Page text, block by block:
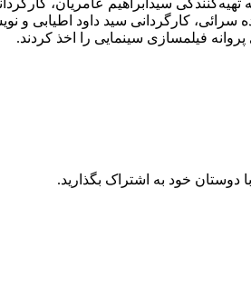
سیدابراهیم عامریان،
کارگردانی سید داود اطیابی و
فیلمسازی سینمایی را اخذ کردند.
دوستان خود به اشتراک بگذارید.